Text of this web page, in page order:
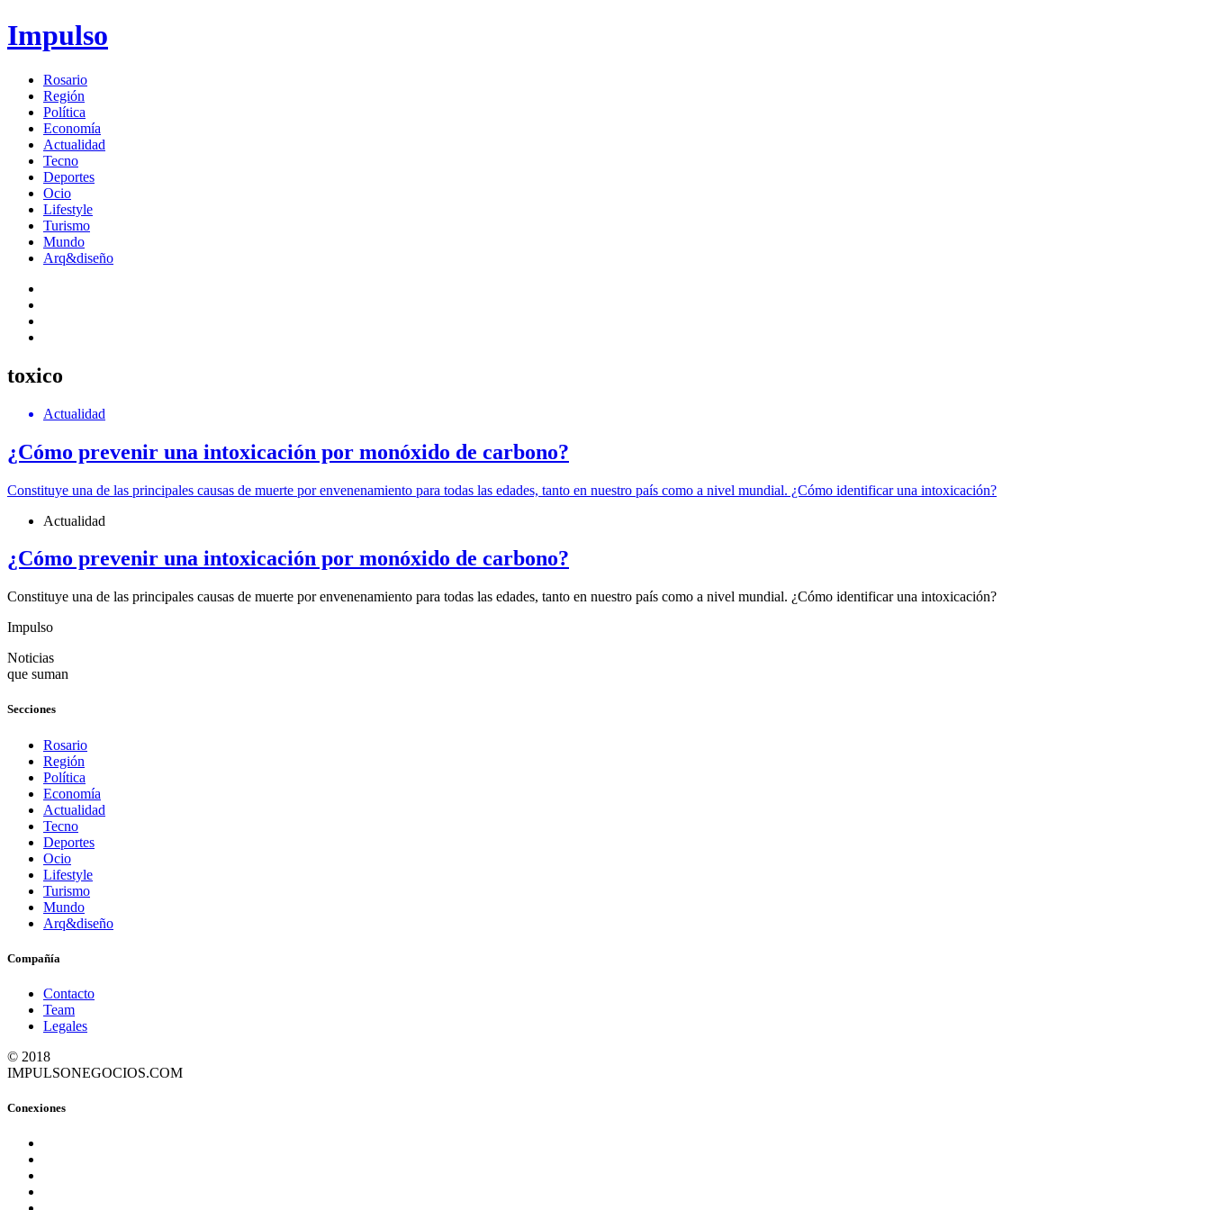
Impulso
Rosario
Región
Política
Economía
Actualidad
Tecno
Deportes
Ocio
Lifestyle
Turismo
Mundo
Arq&diseño
toxico
Actualidad
¿Cómo prevenir una intoxicación por monóxido de carbono?
Constituye una de las principales causas de muerte por envenenamiento para todas las edades, tanto en nuestro país como a nivel mundial. ¿Cómo identificar una intoxicación?
Actualidad
¿Cómo prevenir una intoxicación por monóxido de carbono?
Constituye una de las principales causas de muerte por envenenamiento para todas las edades, tanto en nuestro país como a nivel mundial. ¿Cómo identificar una intoxicación?
Impulso
Noticias
que suman
Secciones
Rosario
Región
Política
Economía
Actualidad
Tecno
Deportes
Ocio
Lifestyle
Turismo
Mundo
Arq&diseño
Compañía
Contacto
Team
Legales
© 2018
IMPULSONEGOCIOS.COM
Conexiones